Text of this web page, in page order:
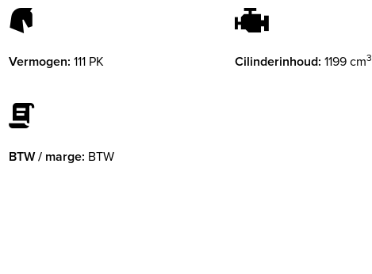
Vermogen: 111 PK Cilinderinhoud: 1199 cm3
BTW / marge: BTW